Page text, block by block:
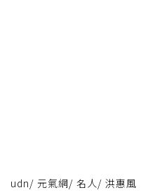
udn/ 元氣網/ 名人/ 洪惠風